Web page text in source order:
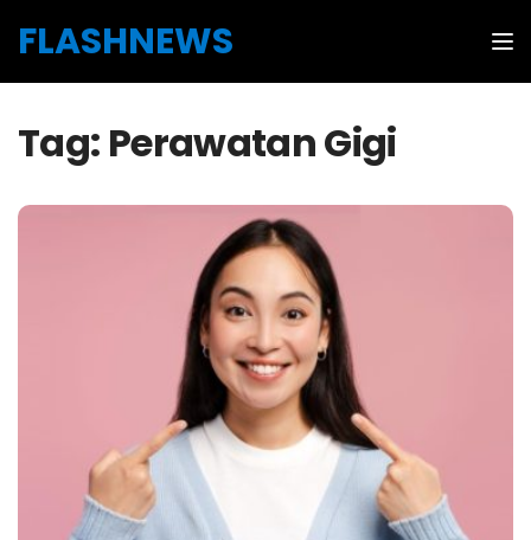
FLASHNEWS
Tag: Perawatan Gigi